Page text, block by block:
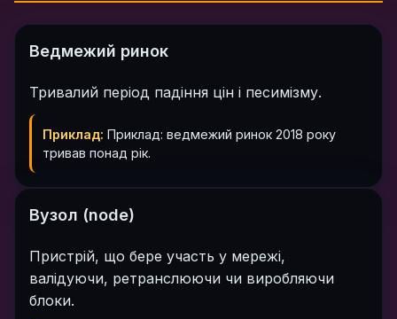
Ведмежий ринок
Тривалий період падіння цін і песимізму.
Приклад: Приклад: ведмежий ринок 2018 року
тривав понад рік.
Вузол (node)
Пристрій, що бере участь у мережі,
валідуючи, ретранслюючи чи виробляючи
блоки.